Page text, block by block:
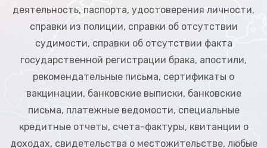
деятельность, паспорта, удостоверения личности,
справки из полиции, справки об отсутствии
судимости, справки об отсутствии факта
государственной регистрации брака, апостили,
рекомендательные письма, сертификаты о
вакцинации, банковские выписки, банковские
письма, платежные ведомости, специальные
кредитные отчеты, счета-фактуры, квитанции о
доходах, свидетельства о местожительстве, любые